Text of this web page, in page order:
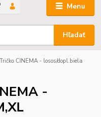
Menu
Hľadať
CINEMA - losos/dopl.biela
-